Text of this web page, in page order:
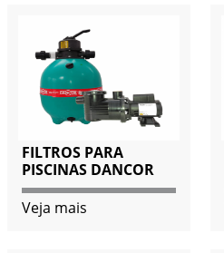
FILTROS PARA
PISCINAS DANCOR
Veja mais